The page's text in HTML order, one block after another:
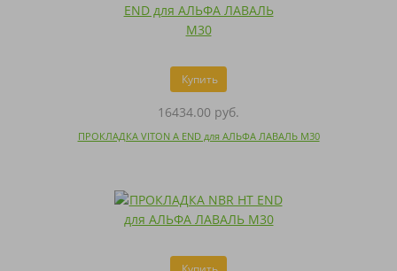
Купить
16434.00 руб.
ПРОКЛАДКА VITON A END для АЛЬФА ЛАВАЛЬ M30